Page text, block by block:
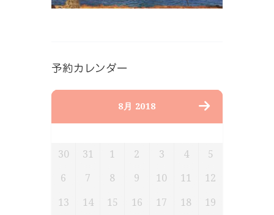
予約カレンダー
8月 2018
30 31 1 2 3 4 5
6 7 8 9 10 11 12
13 14 15 16 17 18 19